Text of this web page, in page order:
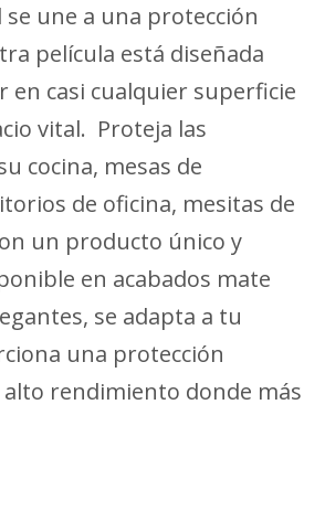
se une a una protección
película está diseñada
en casi cualquier superficie
vital. Proteja las
cocina, mesas de
de oficina, mesitas de
un producto único y
en acabados mate
se adapta a tu
una protección
rendimiento donde más